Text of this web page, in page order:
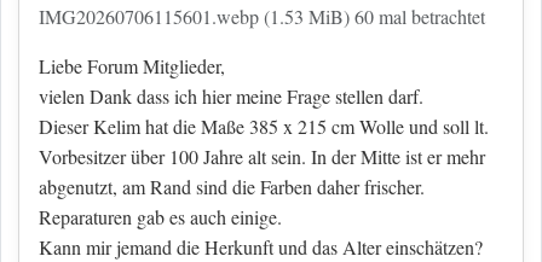
IMG20260706115601.webp (1.53 MiB) 60 mal betrachtet
Liebe Forum Mitglieder,
vielen Dank dass ich hier meine Frage stellen darf.
Dieser Kelim hat die Maße 385 x 215 cm Wolle und soll lt.
Vorbesitzer über 100 Jahre alt sein. In der Mitte ist er mehr
abgenutzt, am Rand sind die Farben daher frischer.
Reparaturen gab es auch einige.
Kann mir jemand die Herkunft und das Alter einschätzen?